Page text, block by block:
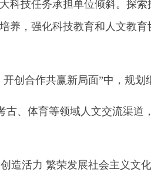
科技任务承担单位倾斜。探
养，强化科技教育和人文教
创合作共赢新局面”中，规
、体育等领域人文交流渠道
造活力 繁荣发展社会主义文